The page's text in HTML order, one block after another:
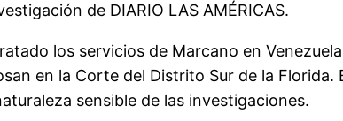
de DIARIO LAS AMÉRICAS.
los servicios de Marcano en
en la Corte del Distrito Sur de la Florida.
sensible de las investigaciones.